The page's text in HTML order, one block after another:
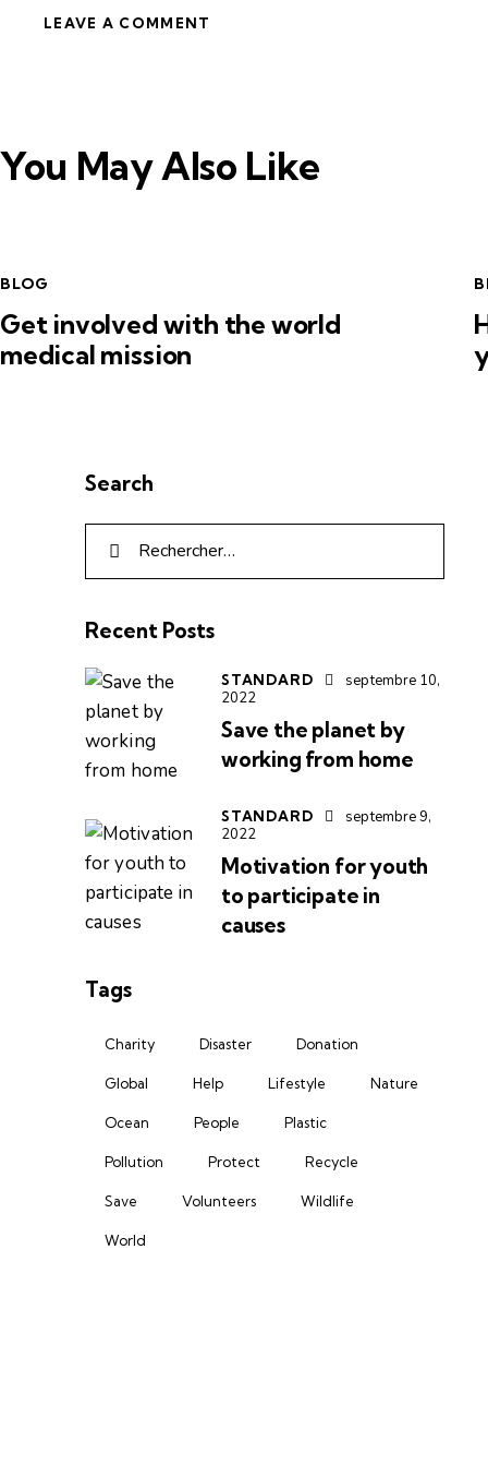
You May Also Like
BLOG
Get involved with the world
medical mission
Search
Recent Posts
STANDARD
septembre 10,
2022
Save the planet by
working from home
STANDARD
septembre 9,
2022
Motivation for youth
to participate in
causes
Tags
Charity Disaster Donation
Global Help Lifestyle Nature
Ocean People Plastic
Pollution Protect Recycle
Save Volunteers Wildlife
World